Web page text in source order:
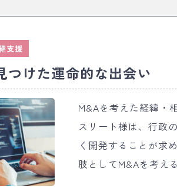
支援
つけた運命的な出会い
M&Aを考えた経緯・相談のきっか
スリート様は、行政
く開発することが求
肢としてM&Aを考え